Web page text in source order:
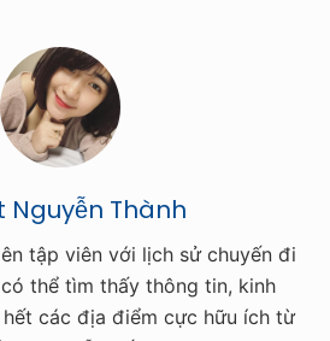
Nguyễn Thành
tập viên với lịch sử chuyến đi
thể tìm thấy thông tin, kinh
hết các địa điểm cực hữu ích từ